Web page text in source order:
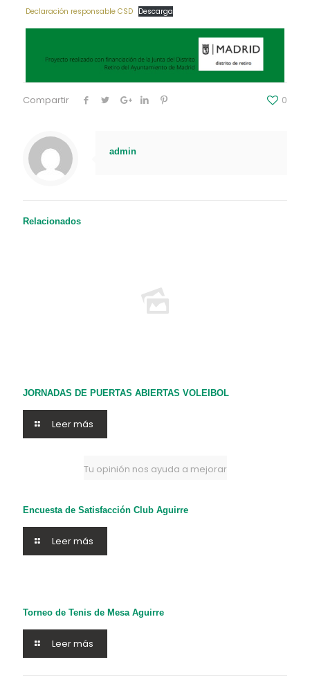
Declaración responsable CSD Descarga
Compartir 0
admin
Relacionados
JORNADAS DE PUERTAS ABIERTAS VOLEIBOL
Leer más
Tu opinión nos ayuda a mejorar
Encuesta de Satisfacción Club Aguirre
Leer más
Torneo de Tenis de Mesa Aguirre
Leer más